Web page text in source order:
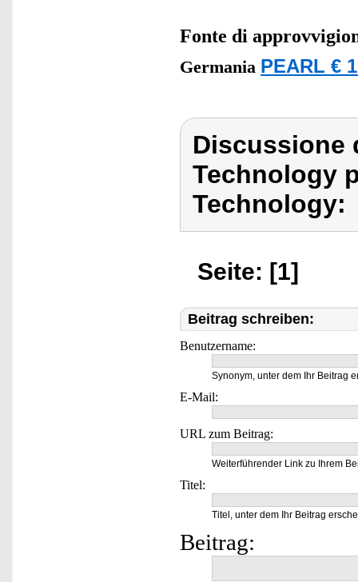
Fonte di
Germania PEARL €
Discussione
Technology
Technology:
Seite: [1]
Beitrag schreiben:
Benutzername:
Synonym, unter dem Ihr Beitrag
E-Mail:
URL zum Beitrag:
Weiterführender Link zu Ihrem
Titel:
Titel, unter dem Ihr Beitrag
Beitrag: